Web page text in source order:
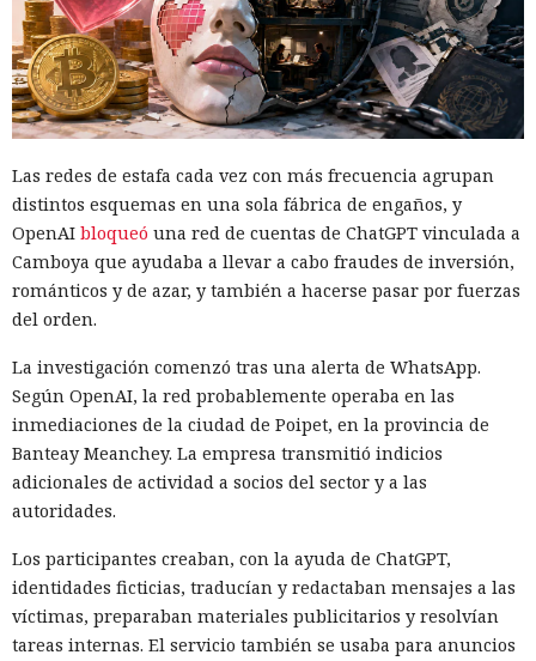
Las redes de estafa cada vez con más frecuencia agrupan
distintos esquemas en una sola fábrica de engaños, y
OpenAI bloqueó una red de cuentas de ChatGPT vinculada a
Camboya que ayudaba a llevar a cabo fraudes de inversión,
románticos y de azar, y también a hacerse pasar por fuerzas
del orden.
La investigación comenzó tras una alerta de WhatsApp.
Según OpenAI, la red probablemente operaba en las
inmediaciones de la ciudad de Poipet, en la provincia de
Banteay Meanchey. La empresa transmitió indicios
adicionales de actividad a socios del sector y a las
autoridades.
Los participantes creaban, con la ayuda de ChatGPT,
identidades ficticias, traducían y redactaban mensajes a las
víctimas, preparaban materiales publicitarios y resolvían
tareas internas. El servicio también se usaba para anuncios